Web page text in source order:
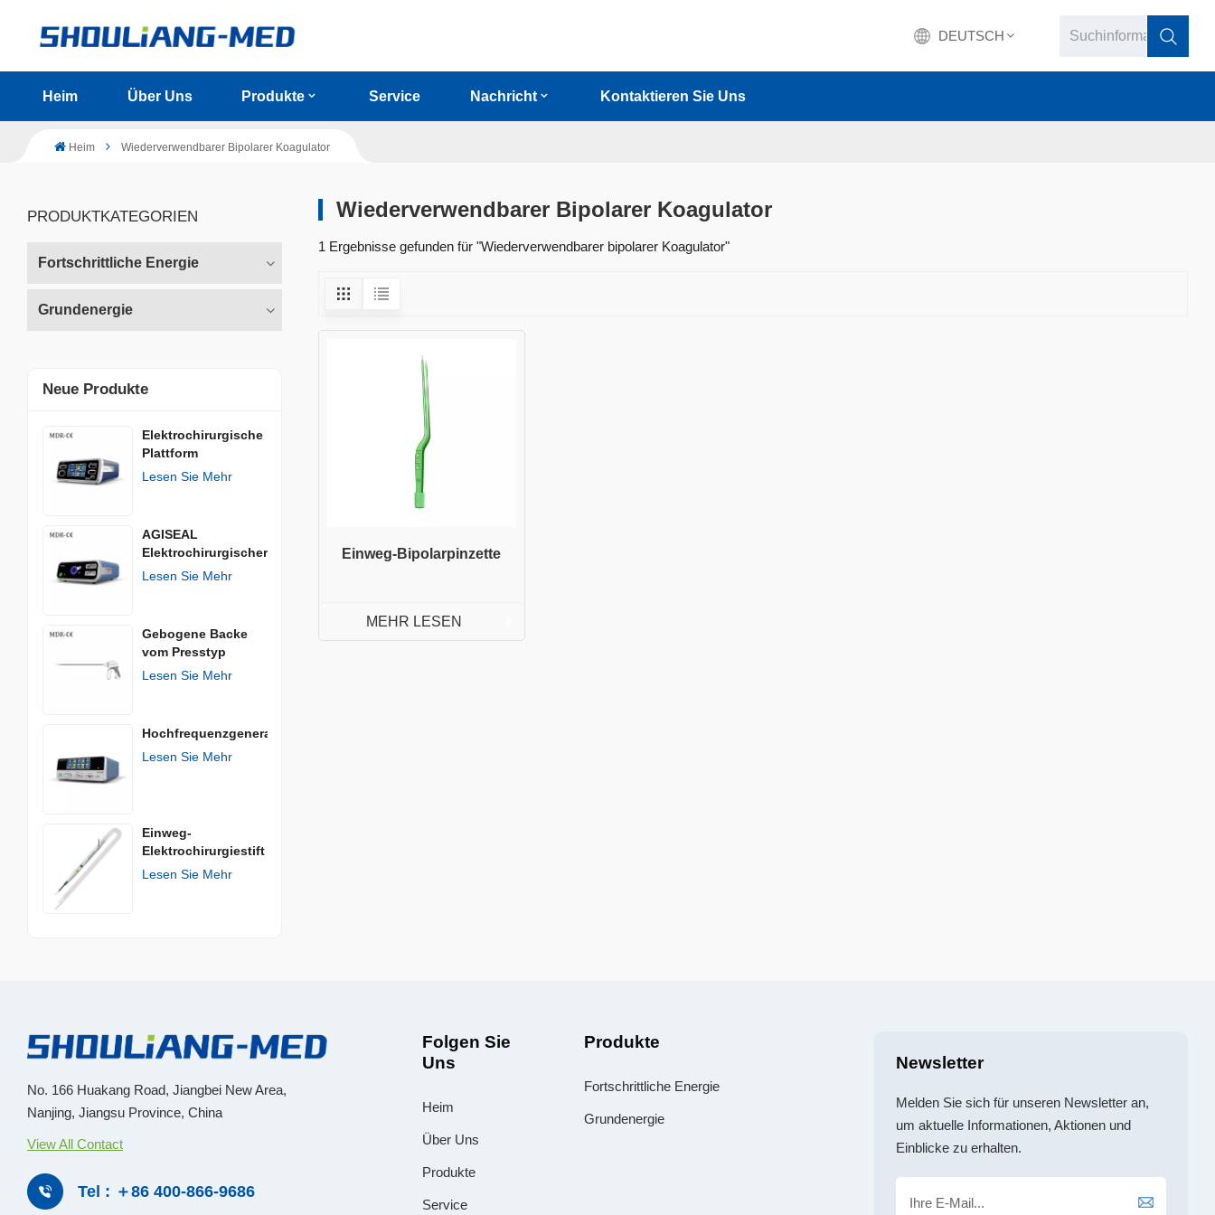
DEUTSCH
English
Heim Über Uns Produkte Service Nachricht Kontaktieren Sie Uns
Heim Wiederverwendbarer Bipolarer Koagulator
PRODUKTKATEGORIEN
Fortschrittliche Energie
Grundenergie
Neue Produkte
Elektrochirurgische
Plattform
Lesen Sie Mehr
AGISEAL
Elektrochirurgischer
Generator
Lesen Sie Mehr
Gebogene Backe
vom Presstyp
Lesen Sie Mehr
Hochfrequenzgenerator
Lesen Sie Mehr
Einweg-
Elektrochirurgiestift
Lesen Sie Mehr
Wiederverwendbarer Bipolarer Koagulator
1 Ergebnisse gefunden für "Wiederverwendbarer bipolarer Koagulator"
Einweg-Bipolarpinzette
MEHR LESEN
No. 166 Huakang Road, Jiangbei New Area,
Nanjing, Jiangsu Province, China
View All Contact
Tel : ＋86 400-866-9686
Folgen Sie
Uns
Heim
Über Uns
Produkte
Service
Produkte
Fortschrittliche Energie
Grundenergie
Newsletter
Melden Sie sich für unseren Newsletter an,
um aktuelle Informationen, Aktionen und
Einblicke zu erhalten.